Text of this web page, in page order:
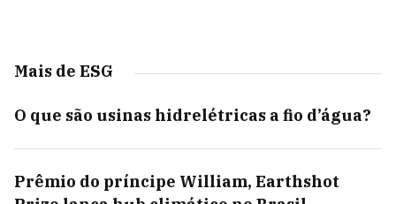
Mais de ESG
O que são usinas hidrelétricas a fio d’água?
Prêmio do príncipe William, Earthshot